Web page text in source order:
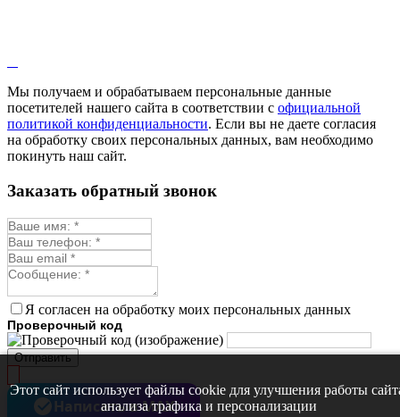
Мы получаем и обрабатываем персональные данные
посетителей нашего сайта в соответствии с официальной
политикой конфиденциальности. Если вы не даете согласия
на обработку своих персональных данных, вам необходимо
покинуть наш сайт.
Этот сайт использует файлы cookie для улучшения работы
анализа трафика и персонализации
Заказать обратный звонок
Я согласен на обработку моих персональных данных
Проверочный код
Отправить
Написать в MAX